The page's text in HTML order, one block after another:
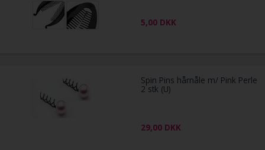
5,00 DKK
Spin Pins hårnåle m/ Pink Perle
2 stk (U)
29,00 DKK